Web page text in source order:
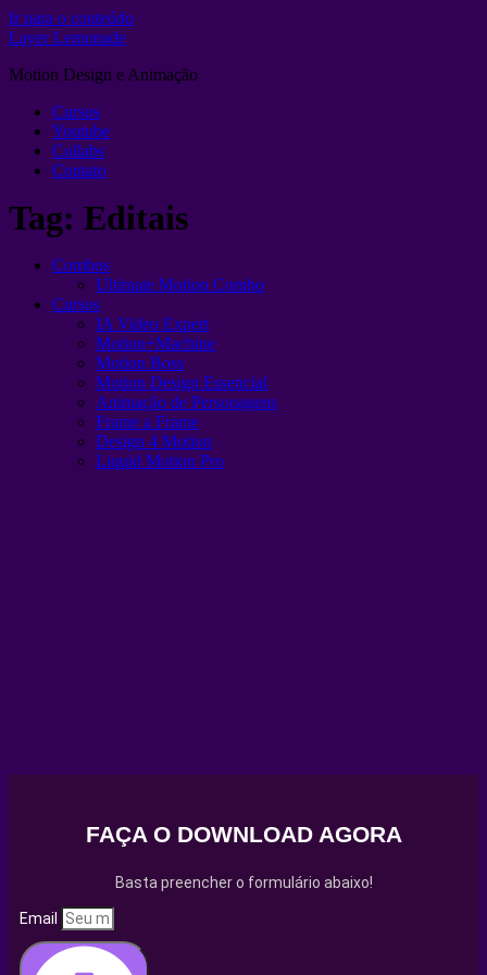
Ir para o conteúdo
Layer Lemonade
Motion Design e Animação
Cursos
Youtube
Collabs
Contato
Tag: Editais
Combos
Ultimate Motion Combo
Cursos
IA Video Expert
Motion+Machine
Motion Boss
Motion Design Essencial
Animação de Personagens
Frame a Frame
Design 4 Motion
Liquid Motion Pro
FAÇA O DOWNLOAD AGORA
Basta preencher o formulário abaixo!
Email